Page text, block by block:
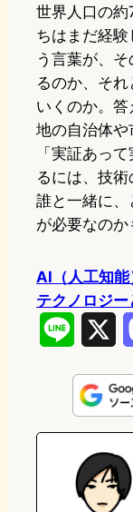
世界人口の約
ちはまだ経
う言葉が、
るのか、そ
いくのか。
地の自治体や
「実証あっ
るには、技術
誰と一緒に、
が必要なのか
AI（人工知能
テクノロジ
n
e